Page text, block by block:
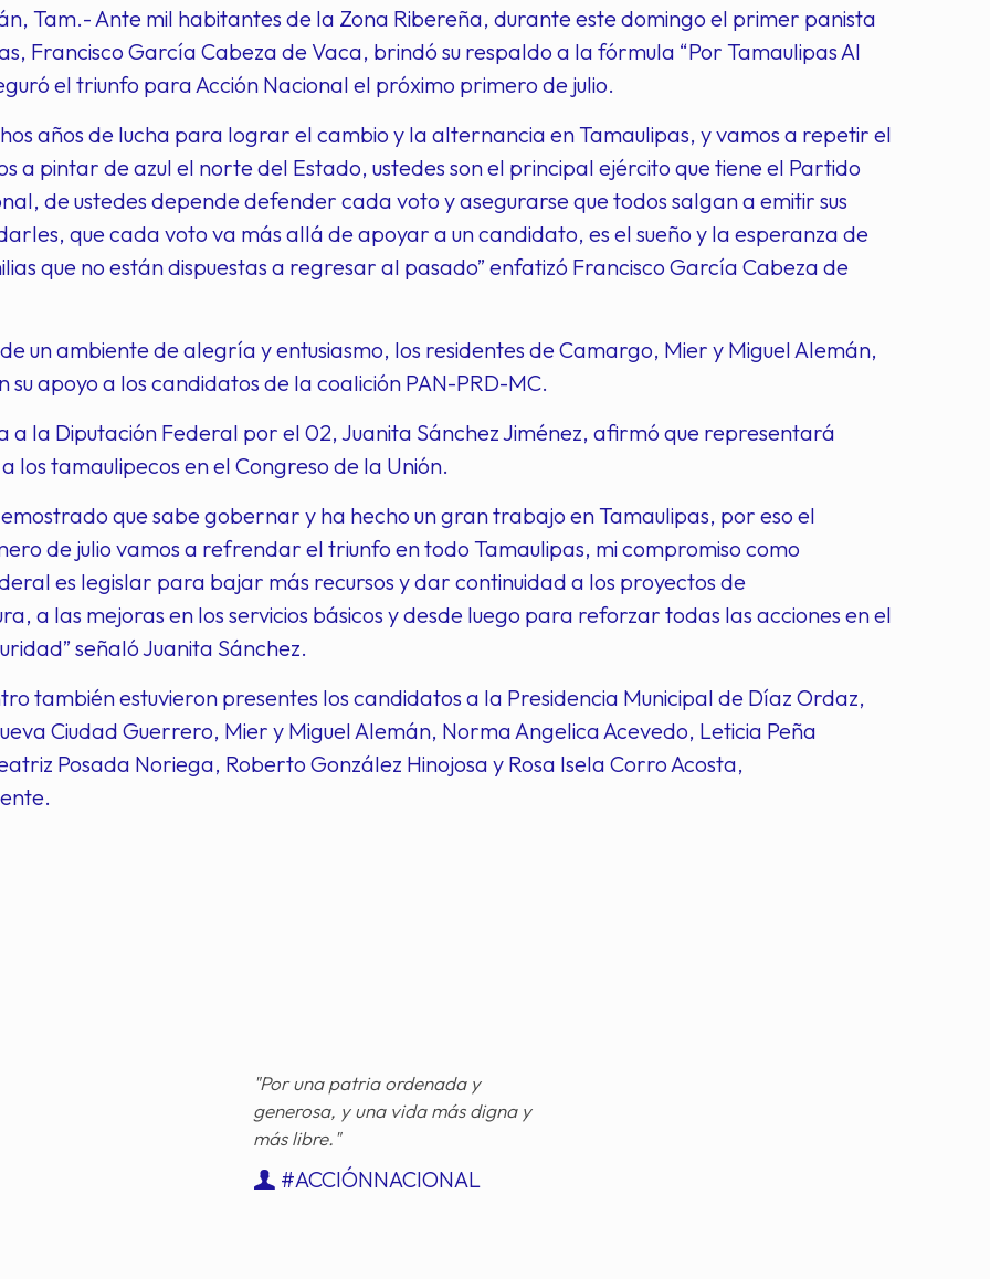
Tam.- Ante mil habitantes de la Zona Ribereña, durante este domingo el primer panista
Francisco García Cabeza de Vaca, brindó su respaldo a la fórmula “Por Tamaulipas Al
el triunfo para Acción Nacional el próximo primero de julio.
años de lucha para lograr el cambio y la alternancia en Tamaulipas, y vamos a repetir el
a pintar de azul el norte del Estado, ustedes son el principal ejército que tiene el Partido
de ustedes depende defender cada voto y asegurarse que todos salgan a emitir sus
que cada voto va más allá de apoyar a un candidato, es el sueño y la esperanza de
que no están dispuestas a regresar al pasado” enfatizó Francisco García Cabeza de
un ambiente de alegría y entusiasmo, los residentes de Camargo, Mier y Miguel Alemán,
su apoyo a los candidatos de la coalición PAN-PRD-MC.
a la Diputación Federal por el 02, Juanita Sánchez Jiménez, afirmó que representará
los tamaulipecos en el Congreso de la Unión.
que sabe gobernar y ha hecho un gran trabajo en Tamaulipas, por eso el
de julio vamos a refrendar el triunfo en todo Tamaulipas, mi compromiso como
es legislar para bajar más recursos y dar continuidad a los proyectos de
a las mejoras en los servicios básicos y desde luego para reforzar todas las acciones en el
señaló Juanita Sánchez.
también estuvieron presentes los candidatos a la Presidencia Municipal de Díaz Ordaz,
Ciudad Guerrero, Mier y Miguel Alemán, Norma Angelica Acevedo, Leticia Peña
Posada Noriega, Roberto González Hinojosa y Rosa Isela Corro Acosta,
"Por una patria ordenada y
generosa, y una vida más digna y
más libre."
#ACCIÓNNACIONAL